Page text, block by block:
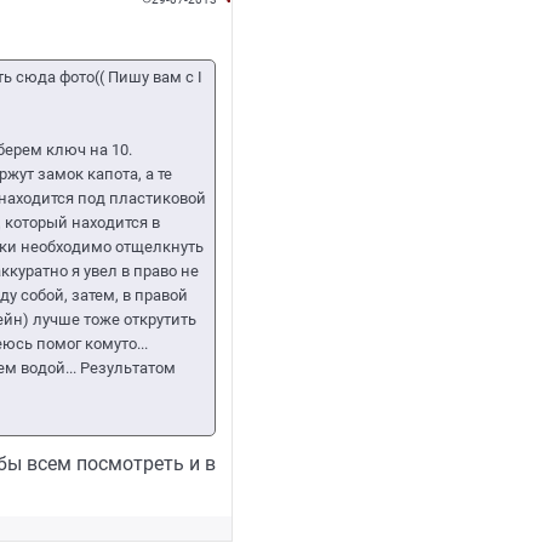
сюда фото(( Пишу вам с I
ключ на 10.
замок капота, а те
под пластиковой
находится в
необходимо отщелкнуть
я увел в право не
собой, затем, в правой
лучше тоже открутить
помог комуто...
водой... Результатом
всем посмотреть и в